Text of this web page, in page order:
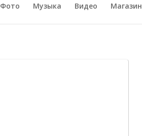
Фото Музыка Видео Магазин